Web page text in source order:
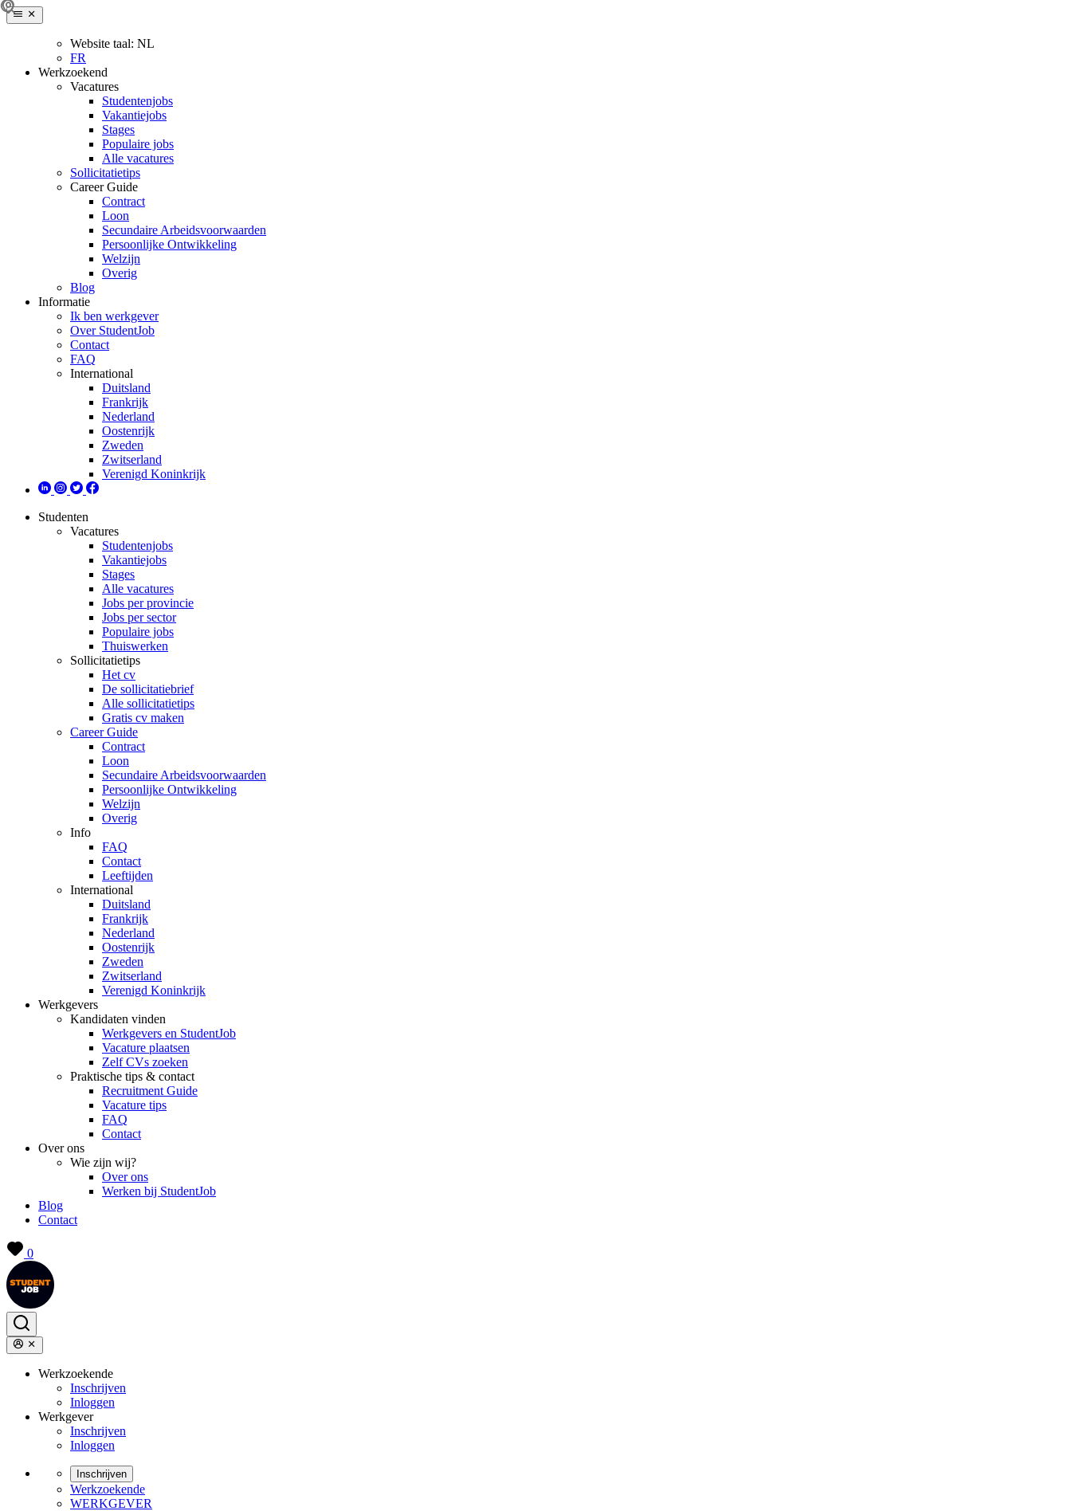
Website taal: NL
FR
Werkzoekend
Vacatures
Studentenjobs
Vakantiejobs
Stages
Populaire jobs
Alle vacatures
Sollicitatietips
Career Guide
Contract
Loon
Secundaire Arbeidsvoorwaarden
Persoonlijke Ontwikkeling
Welzijn
Overig
Blog
Informatie
Ik ben werkgever
Over StudentJob
Contact
FAQ
International
Duitsland
Frankrijk
Nederland
Oostenrijk
Zweden
Zwitserland
Verenigd Koninkrijk
Studenten
Vacatures
Studentenjobs
Vakantiejobs
Stages
Alle vacatures
Jobs per provincie
Jobs per sector
Populaire jobs
Thuiswerken
Sollicitatietips
Het cv
De sollicitatiebrief
Alle sollicitatietips
Gratis cv maken
Career Guide
Contract
Loon
Secundaire Arbeidsvoorwaarden
Persoonlijke Ontwikkeling
Welzijn
Overig
Info
FAQ
Contact
Leeftijden
International
Duitsland
Frankrijk
Nederland
Oostenrijk
Zweden
Zwitserland
Verenigd Koninkrijk
Werkgevers
Kandidaten vinden
Werkgevers en StudentJob
Vacature plaatsen
Zelf CVs zoeken
Praktische tips & contact
Recruitment Guide
Vacature tips
FAQ
Contact
Over ons
Wie zijn wij?
Over ons
Werken bij StudentJob
Blog
Contact
0
Werkzoekende
Inschrijven
Inloggen
Werkgever
Inschrijven
Inloggen
Inschrijven
Werkzoekende
WERKGEVER